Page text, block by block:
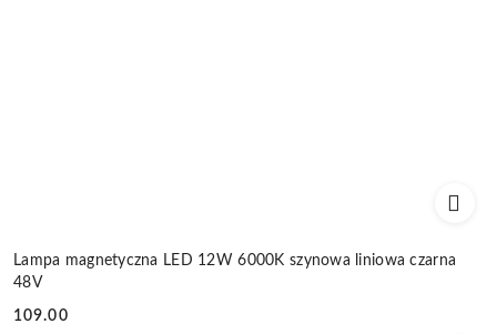
Lampa magnetyczna LED 12W 6000K szynowa liniowa czarna
48V
109.00